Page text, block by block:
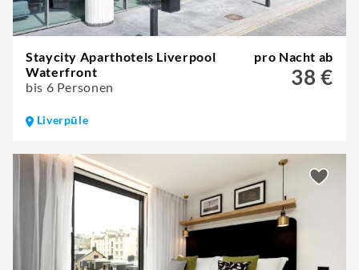
Staycity Aparthotels Liverpool
Waterfront
bis 6 Personen
pro Nacht ab
38 €
Liverpūle